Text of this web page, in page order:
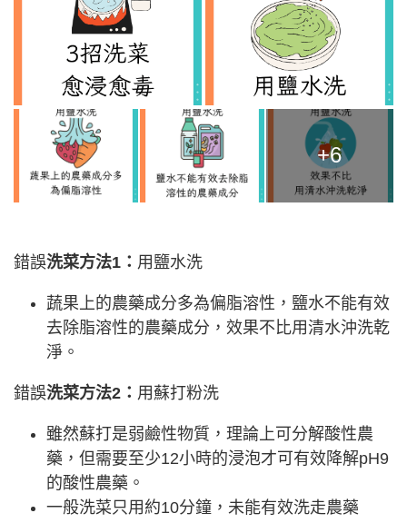
+6
錯誤洗菜方法1： 用鹽水洗
蔬果上的農藥成分多為偏脂溶性，鹽水不能有效
去除脂溶性的農藥成分，效果不比用清水沖洗乾
淨。
錯誤洗菜方法2： 用蘇打粉洗
雖然蘇打是弱鹼性物質，理論上可分解酸性農
藥，但需要至少12小時的浸泡才可有效降解pH9
的酸性農藥。
一般洗菜只用約10分鐘，未能有效洗走農藥